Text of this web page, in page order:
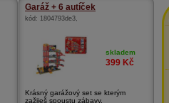
Garáž + 6 autíček
kód: 1804793de3,
skladem
399 Kč
Krásný garážový set se kterým
zažiješ spoustu zábavy.